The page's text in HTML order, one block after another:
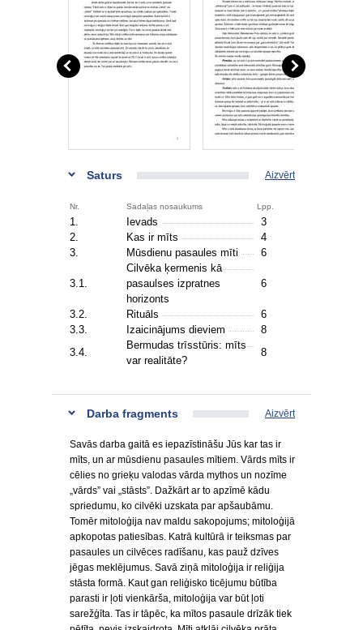
Saturs Aizvērt
Nr. Sadaļas nosaukums Lpp.
1. Ievads
3
2.
Kas ir mīts
4
3.
Mūsdienu pasaules mīti 6
3.1.
Cilvēka ķermenis kā
pasaulses izpratnes
horizonts
6
3.2. Rituāls
6
3.3.
Izaicinājums dieviem
8
3.4.
Bermudas trīsstūris: mīts
var realitāte?
8
Darba fragments Aizvērt
Savās darba gaitā es iepazīstināšu Jūs kar tas ir
mīts, un ar mūsdienu pasaules mītiem. Vārds mīts ir
cēlies no grieķu valodas vārda mythos un nozīme
„vārds” vai „stāsts”. Dažkārt ar to apzīmē kādu
spriedumu, ko cilvēki uzskata par apšaubāmu.
Tomēr mitoloģija nav maldu sakopojums; mitoloģijā
apkopotas patiesības. Katrā kultūrā ir teiksmas par
pasaules un cilvēces radīšanu, kas pauž dzīves
jēgas meklējumus. Savā ziņā mitoloģija ir reliģija
stāsta formā. Kaut gan reliģisko ticējumu būtība
parasti ir ļoti vienkārša, mitoloģija var būt ļoti
sarežģīta. Tas ir tāpēc, ka mītos pasaule drīzāk tiek